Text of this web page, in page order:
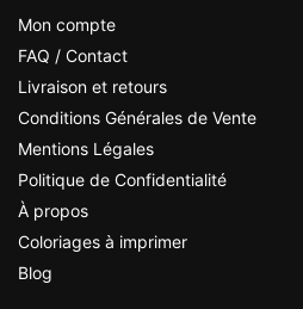
Mon compte
FAQ / Contact
Livraison et retours
Conditions Générales de Vente
Mentions Légales
Politique de Confidentialité
À propos
Coloriages à imprimer
Blog